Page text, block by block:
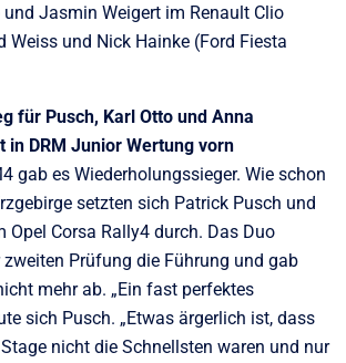
Jasmin Weigert im Renault Clio
Weiss und Nick Hainke (Ford Fiesta
für Pusch, Karl Otto und Anna
in DRM Junior Wertung vorn
gab es Wiederholungssieger. Wie schon
setzten sich Patrick Pusch und
Opel Corsa Rally4 durch. Das Duo
Prüfung die Führung und gab
mehr ab. „Ein fast perfektes
sich Pusch. „Etwas ärgerlich ist, dass
nicht die Schnellsten waren und nur